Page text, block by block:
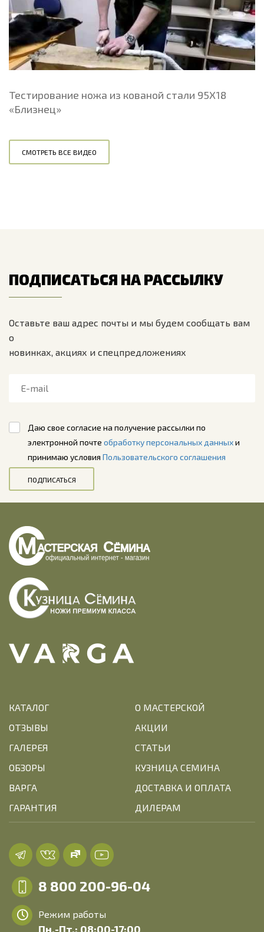
Тестирование ножа из кованой стали 95Х18
«Близнец»
СМОТРЕТЬ ВСЕ ВИДЕО
ПОДПИСАТЬСЯ НА РАССЫЛКУ
Оставьте ваш адрес почты и мы будем сообщать вам
о
новинках, акциях и спецпредложениях
Даю свое согласие на получение рассылки по
электронной почте обработку персональных данныхи
принимаю условия Пользовательского соглашения
ПОДПИСАТЬСЯ
КАТАЛОГ
О МАСТЕРСКОЙ
ОТЗЫВЫ
АКЦИИ
ГАЛЕРЕЯ
СТАТЬИ
ОБЗОРЫ
КУЗНИЦА СЕМИНА
ВАРГА
ДОСТАВКА И ОПЛАТА
ГАРАНТИЯ
ДИЛЕРАМ
8 800 200-96-04
Режим работы
Пн.-Пт.: 08:00-17:00